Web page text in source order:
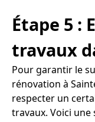
Étape 5 :
travaux
Pour garantir le
rénovation à
respecter un
travaux. Voici une